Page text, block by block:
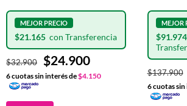
$32.900 $24.900
$21.165
6cuotas sin interés de$4.150 $137.900
6cuotas sin